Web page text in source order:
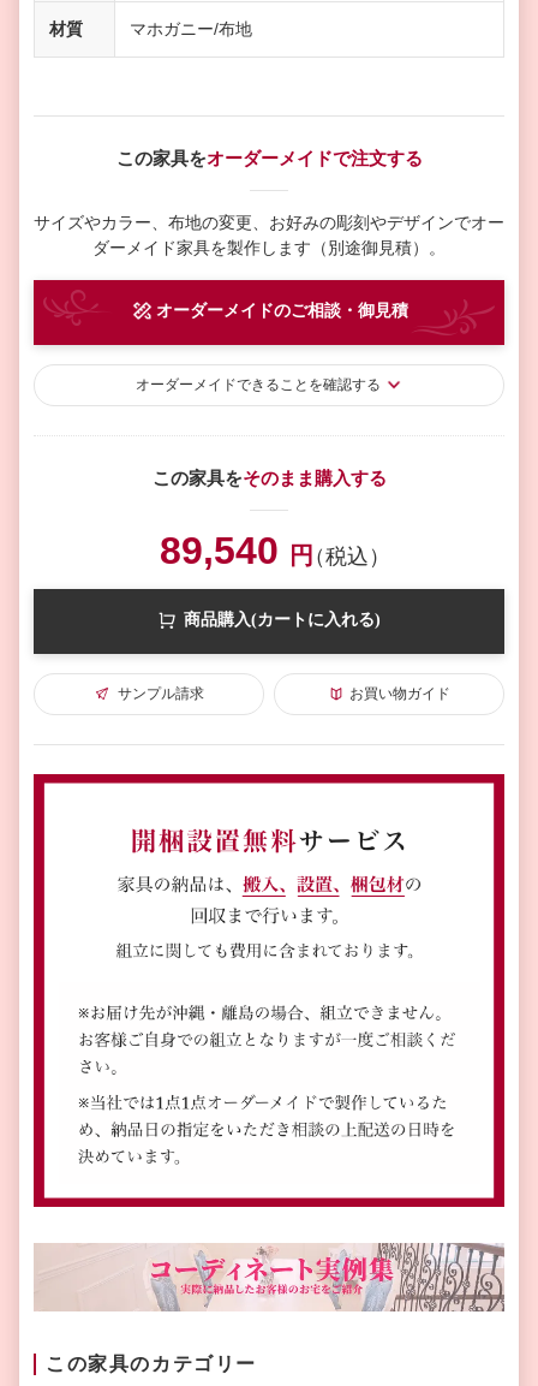
材質 マホガニー/布地
この家具をオーダーメイドで注文する
サイズやカラー、布地の変更、お好みの彫刻やデザインでオー
ダーメイド家具を製作します（別途御見積）。
オーダーメイドのご相談・御見積
オーダーメイドできることを確認する
この家具をそのまま購入する
89,540 円（税込）
商品購入(カートに入れる)
サンプル請求 お買い物ガイド
この家具のカテゴリー